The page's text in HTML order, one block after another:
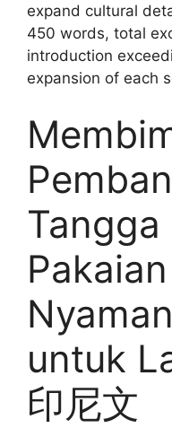
expand cultural
450 words, total
introduction
expansion of each
untuk
印尼文